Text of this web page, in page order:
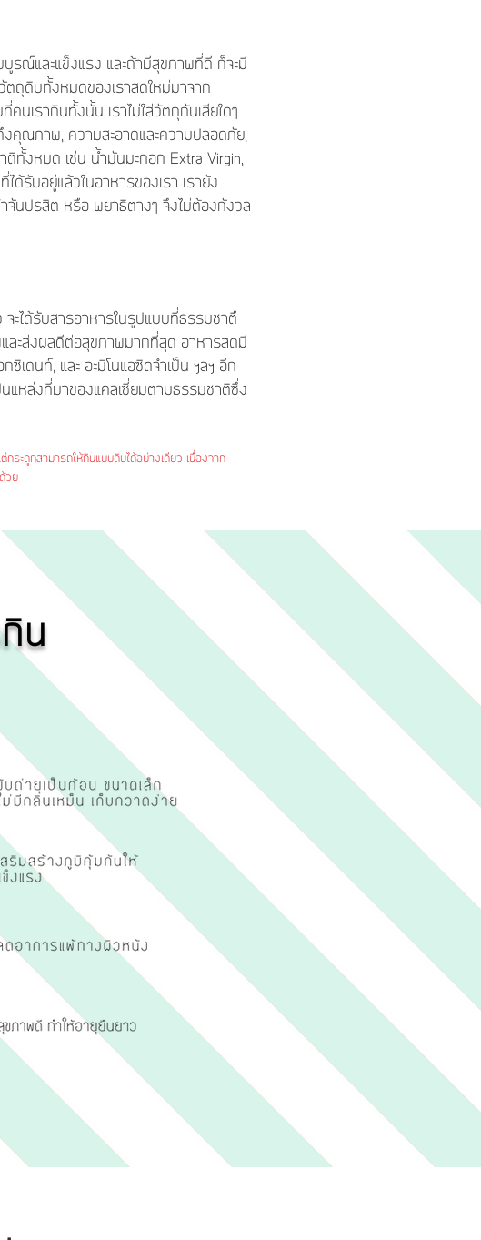
บูรณ์และแข็งแรง และถ้ามีสุขภาพที่ดี ก็จะมี
ตถุดิบทั้งหมดของเราสดใหม่มาจาก
เรากินทั้งนั้น เราไม่ใส่วัตถุกันเสียใดๆ
งคุณภาพ, ความสะอาดและความปลอดภัย,
ทั้งหมด เช่น น้ำมันมะกอก Extra Virgin,
ด้รับอยู่แล้วในอาหารของเรา เรายัง
จันปรสิต หรือ พยาธิต่างๆ จึงไม่ต้องกังวล
ะได้รับสารอาหารในรูปแบบที่ธรรมชาตื
และส่งผลดีต่อสุขภาพมากที่สุด อาหารสดมี
เดนท์, และ อะมิโนแอซิดจำเป็น ฯลฯ อีก
แหล่งที่มาของแคลเซี่ยมตามธรรมชาติซึ่ง
ระดูกสามารถให้กินแบบดิบได้อย่างเดียว เนื่องจาก
วย
น